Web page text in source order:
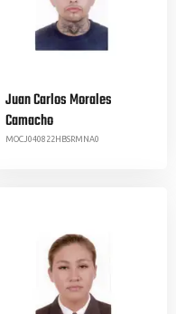
Juan Carlos Morales
Camacho
MOCJ040822HBSRMNA0